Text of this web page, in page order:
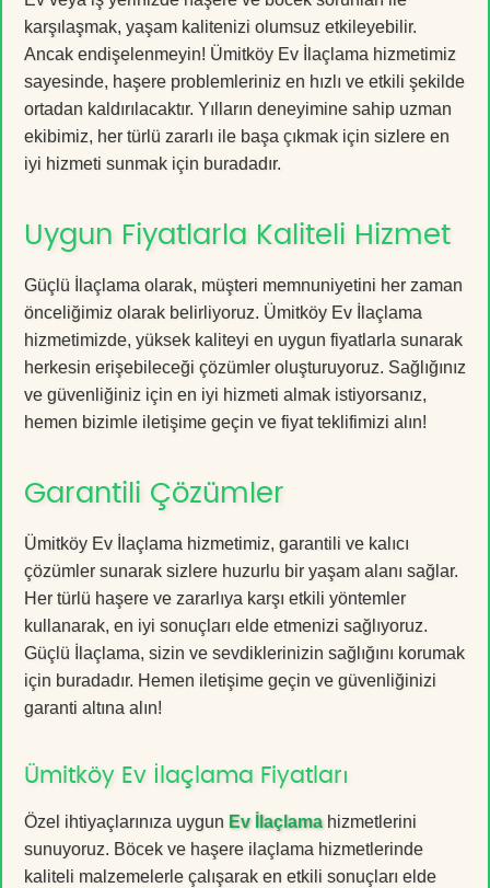
karşılaşmak, yaşam kalitenizi olumsuz etkileyebilir.
Ancak endişelenmeyin! Ümitköy Ev İlaçlama hizmetimiz
sayesinde, haşere problemleriniz en hızlı ve etkili şekilde
ortadan kaldırılacaktır. Yılların deneyimine sahip uzman
ekibimiz, her türlü zararlı ile başa çıkmak için sizlere en
iyi hizmeti sunmak için buradadır.
Uygun Fiyatlarla Kaliteli Hizmet
Güçlü İlaçlama olarak, müşteri memnuniyetini her zaman
önceliğimiz olarak belirliyoruz. Ümitköy Ev İlaçlama
hizmetimizde, yüksek kaliteyi en uygun fiyatlarla sunarak
herkesin erişebileceği çözümler oluşturuyoruz. Sağlığınız
ve güvenliğiniz için en iyi hizmeti almak istiyorsanız,
hemen bizimle iletişime geçin ve fiyat teklifimizi alın!
Garantili Çözümler
Ümitköy Ev İlaçlama hizmetimiz, garantili ve kalıcı
çözümler sunarak sizlere huzurlu bir yaşam alanı sağlar.
Her türlü haşere ve zararlıya karşı etkili yöntemler
kullanarak, en iyi sonuçları elde etmenizi sağlıyoruz.
Güçlü İlaçlama, sizin ve sevdiklerinizin sağlığını korumak
için buradadır. Hemen iletişime geçin ve güvenliğinizi
garanti altına alın!
Ümitköy Ev İlaçlama Fiyatları
Özel ihtiyaçlarınıza uygun Ev İlaçlamahizmetlerini
sunuyoruz. Böcek ve haşere ilaçlama hizmetlerinde
kaliteli malzemelerle çalışarak en etkili sonuçları elde